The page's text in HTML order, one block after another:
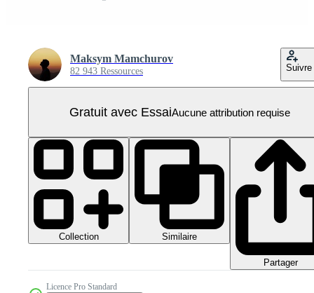
Maksym Mamchurov
82 943 Ressources Suivre
Gratuit avec EssaiAucune attribution requise
Collection Similaire
Partager
Licence Pro Standard